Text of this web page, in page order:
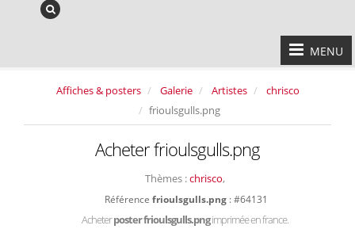
MENU
Affiches & posters Galerie Artistes
chrisco
frioulsgulls.png
Acheter frioulsgulls.png
Thèmes :chrisco,
Référence frioulsgulls.png : #64131
Acheterposter frioulsgulls.pngimprimée en france.